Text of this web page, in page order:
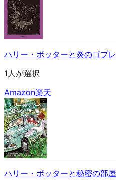
ハリー・ポッターと炎のゴブ
1人が選択
Amazon楽天
ハリー・ポッターと秘密の部